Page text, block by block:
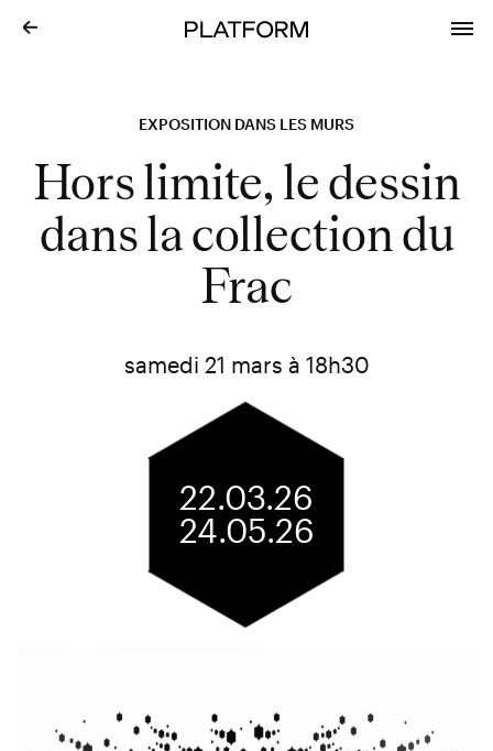
EXPOSITION DANS LES MURS
Hors limite, le dessin
dans la collection du
Frac
samedi 21 mars à 18h30
22.03.26
24.05.26